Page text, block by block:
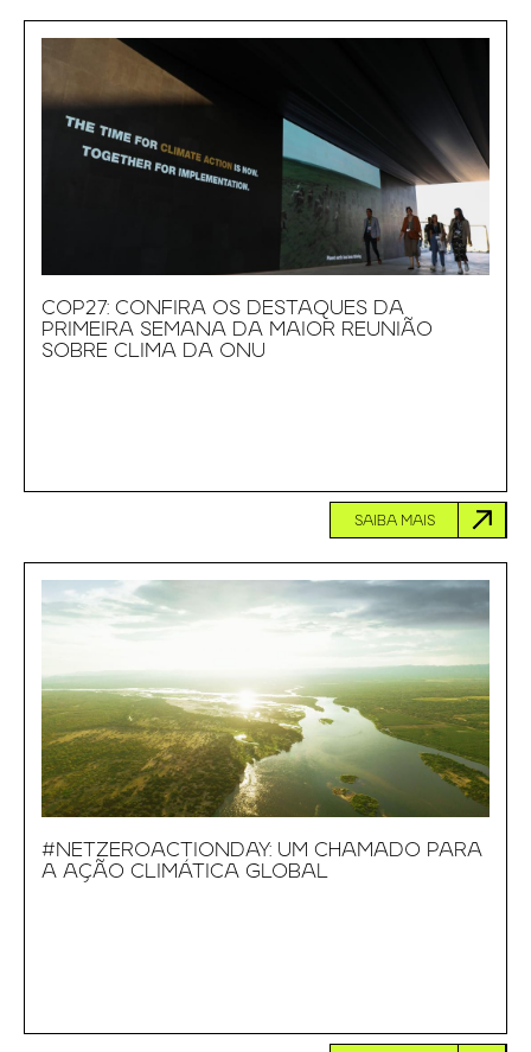
COP27: CONFIRA OS DESTAQUES DA
PRIMEIRA SEMANA DA MAIOR REUNIÃO
SOBRE CLIMA DA ONU
SAIBA MAIS
#NETZEROACTIONDAY: UM CHAMADO PARA
A AÇÃO CLIMÁTICA GLOBAL